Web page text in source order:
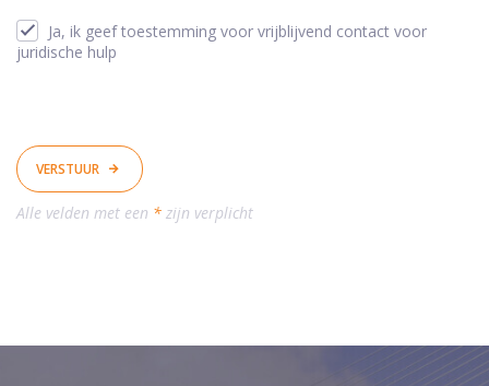
Ja, ik geef toestemming voor vrijblijvend contact voor
juridische hulp
VERSTUUR
Alle velden met een * zijn verplicht